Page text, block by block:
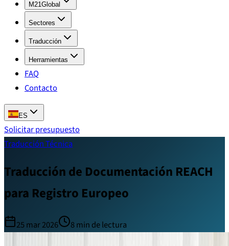
M21Global
Sectores
Traducción
Herramientas
FAQ
Contacto
ES
Solicitar presupuesto
Traducción Técnica
Traducción de Documentación REACH
para Registro Europeo
25 mar 2026 8min de lectura